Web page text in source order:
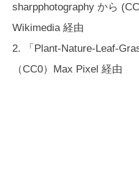
sharpphotography から
Wikimedia 経由
2. 「Plant-Nature-Leaf-
（CC0）Max Pixel 経由